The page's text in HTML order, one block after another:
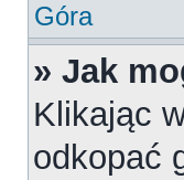
Góra
» Jak
Klikając
odkopać